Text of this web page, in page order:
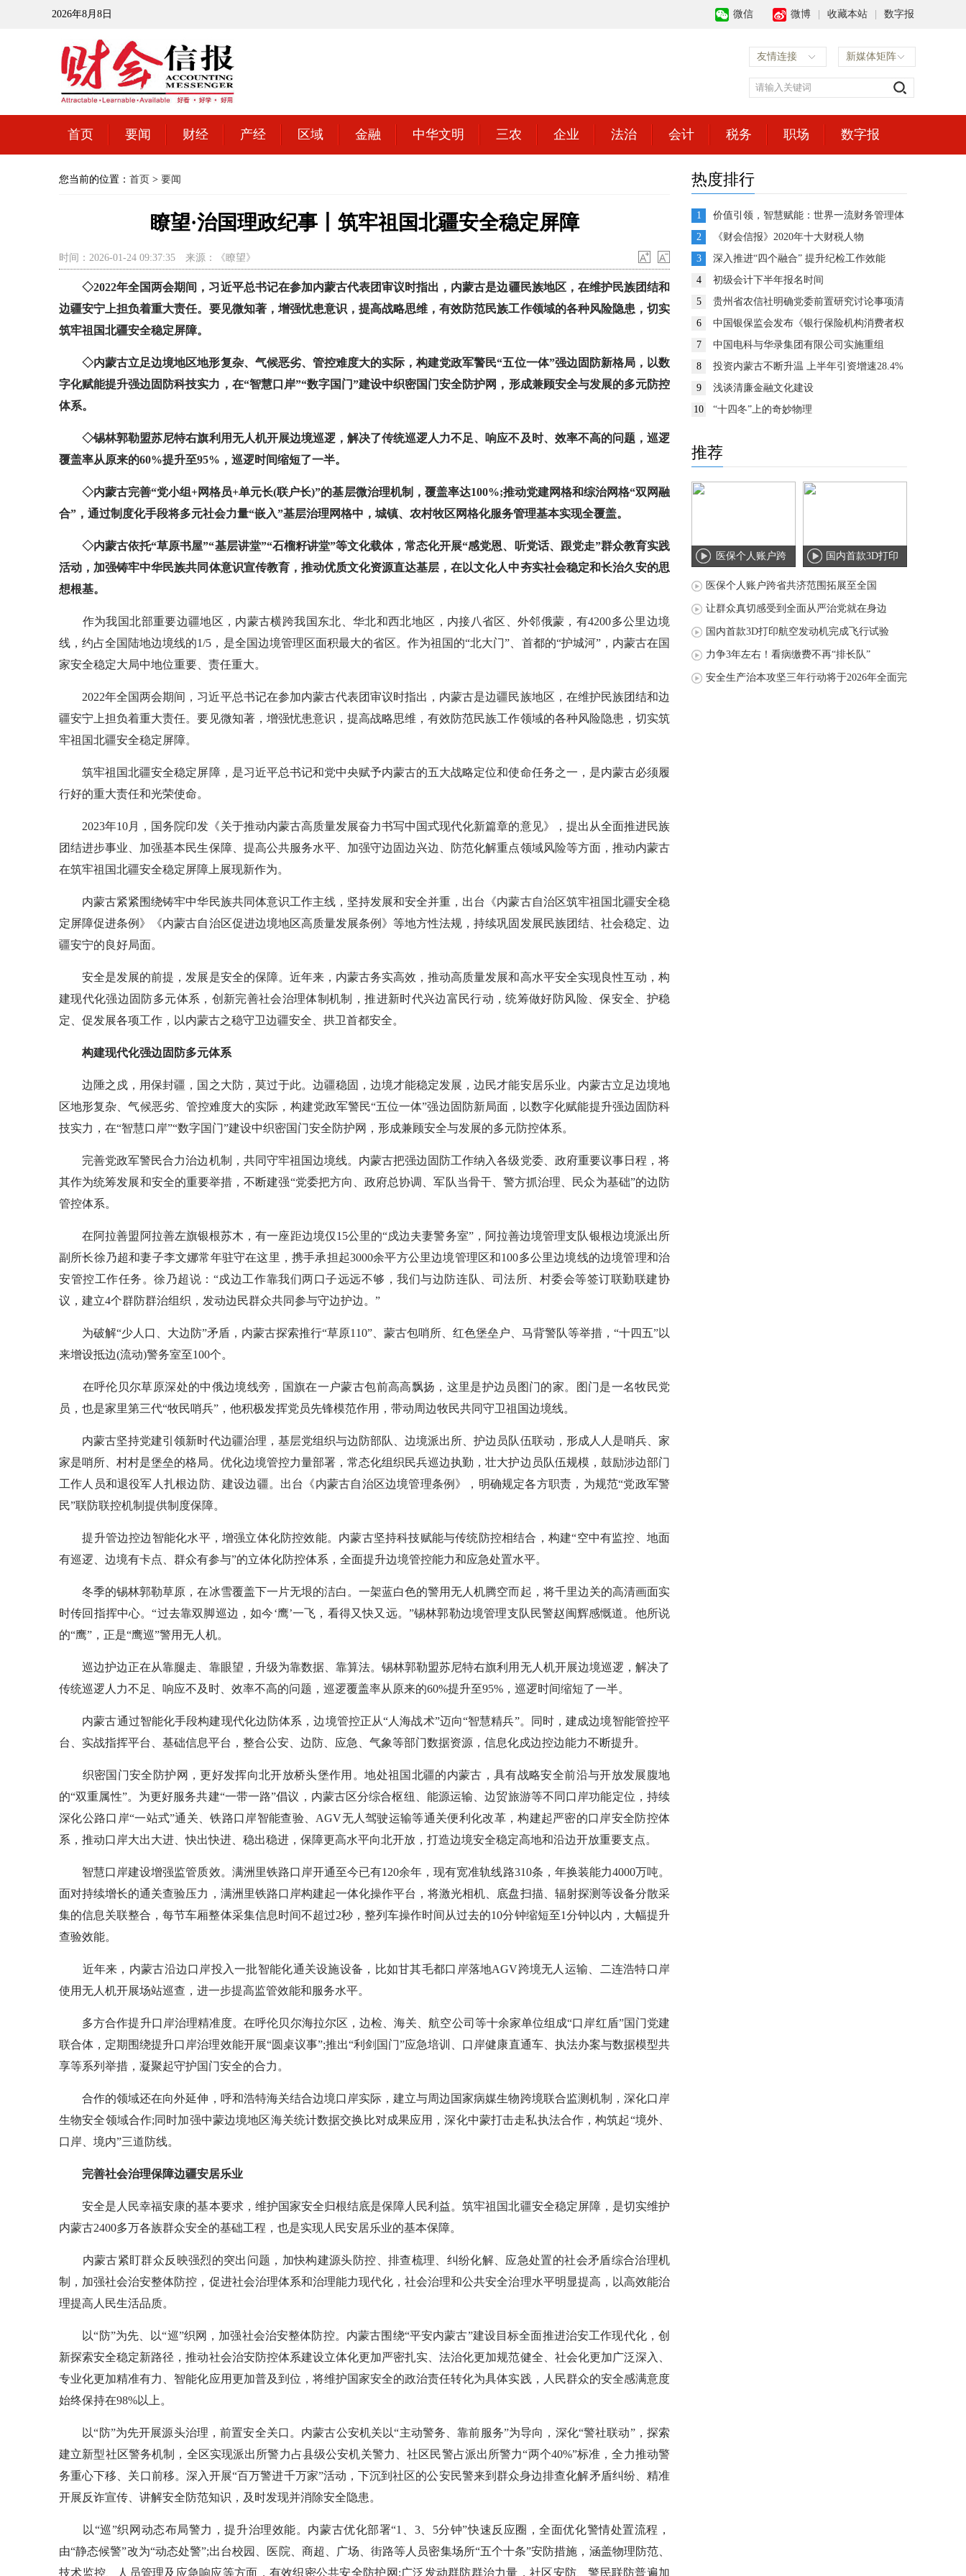
2026年8月8日 微信 微博 收藏本站 数字报
友情连接 新媒体矩阵
首页 要闻 财经 产经 区域 金融 中华文明 三农 企业 法治 会计 税务 职场 数字报
您当前的位置： 首页 > 要闻
瞭望·治国理政纪事丨筑牢祖国北疆安全稳定屏障
时间：2026-01-24 09:37:35 来源：《瞭望》
◇2022年全国两会期间，习近平总书记在参加内蒙古代表团审议时指出，内蒙古是边疆民族地区，在维护民族团结和
边疆安宁上担负着重大责任。要见微知著，增强忧患意识，提高战略思维，有效防范民族工作领域的各种风险隐患，切实
筑牢祖国北疆安全稳定屏障。
◇内蒙古立足边境地区地形复杂、气候恶劣、管控难度大的实际，构建党政军警民“五位一体”强边固防新格局，以数
字化赋能提升强边固防科技实力，在“智慧口岸”“数字国门”建设中织密国门安全防护网，形成兼顾安全与发展的多元防控
体系。
◇锡林郭勒盟苏尼特右旗利用无人机开展边境巡逻，解决了传统巡逻人力不足、响应不及时、效率不高的问题，巡逻
覆盖率从原来的60%提升至95%，巡逻时间缩短了一半。
◇内蒙古完善“党小组+网格员+单元长(联户长)”的基层微治理机制，覆盖率达100%;推动党建网格和综治网格“双网融
合”，通过制度化手段将多元社会力量“嵌入”基层治理网格中，城镇、农村牧区网格化服务管理基本实现全覆盖。
◇内蒙古依托“草原书屋”“基层讲堂”“石榴籽讲堂”等文化载体，常态化开展“感党恩、听党话、跟党走”群众教育实践
活动，加强铸牢中华民族共同体意识宣传教育，推动优质文化资源直达基层，在以文化人中夯实社会稳定和长治久安的思
想根基。
作为我国北部重要边疆地区，内蒙古横跨我国东北、华北和西北地区，内接八省区、外邻俄蒙，有4200多公里边境
线，约占全国陆地边境线的1/5，是全国边境管理区面积最大的省区。作为祖国的“北大门”、首都的“护城河”，内蒙古在国
家安全稳定大局中地位重要、责任重大。
2022年全国两会期间，习近平总书记在参加内蒙古代表团审议时指出，内蒙古是边疆民族地区，在维护民族团结和边
疆安宁上担负着重大责任。要见微知著，增强忧患意识，提高战略思维，有效防范民族工作领域的各种风险隐患，切实筑
牢祖国北疆安全稳定屏障。
筑牢祖国北疆安全稳定屏障，是习近平总书记和党中央赋予内蒙古的五大战略定位和使命任务之一，是内蒙古必须履
行好的重大责任和光荣使命。
2023年10月，国务院印发《关于推动内蒙古高质量发展奋力书写中国式现代化新篇章的意见》，提出从全面推进民族
团结进步事业、加强基本民生保障、提高公共服务水平、加强守边固边兴边、防范化解重点领域风险等方面，推动内蒙古
在筑牢祖国北疆安全稳定屏障上展现新作为。
内蒙古紧紧围绕铸牢中华民族共同体意识工作主线，坚持发展和安全并重，出台《内蒙古自治区筑牢祖国北疆安全稳
定屏障促进条例》《内蒙古自治区促进边境地区高质量发展条例》等地方性法规，持续巩固发展民族团结、社会稳定、边
疆安宁的良好局面。
安全是发展的前提，发展是安全的保障。近年来，内蒙古务实高效，推动高质量发展和高水平安全实现良性互动，构
建现代化强边固防多元体系，创新完善社会治理体制机制，推进新时代兴边富民行动，统筹做好防风险、保安全、护稳
定、促发展各项工作，以内蒙古之稳守卫边疆安全、拱卫首都安全。
构建现代化强边固防多元体系
边陲之戍，用保封疆，国之大防，莫过于此。边疆稳固，边境才能稳定发展，边民才能安居乐业。内蒙古立足边境地
区地形复杂、气候恶劣、管控难度大的实际，构建党政军警民“五位一体”强边固防新局面，以数字化赋能提升强边固防科
技实力，在“智慧口岸”“数字国门”建设中织密国门安全防护网，形成兼顾安全与发展的多元防控体系。
完善党政军警民合力治边机制，共同守牢祖国边境线。内蒙古把强边固防工作纳入各级党委、政府重要议事日程，将
其作为统筹发展和安全的重要举措，不断建强“党委把方向、政府总协调、军队当骨干、警方抓治理、民众为基础”的边防
管控体系。
在阿拉善盟阿拉善左旗银根苏木，有一座距边境仅15公里的“戍边夫妻警务室”，阿拉善边境管理支队银根边境派出所
副所长徐乃超和妻子李文娜常年驻守在这里，携手承担起3000余平方公里边境管理区和100多公里边境线的边境管理和治
安管控工作任务。徐乃超说：“戍边工作靠我们两口子远远不够，我们与边防连队、司法所、村委会等签订联勤联建协
议，建立4个群防群治组织，发动边民群众共同参与守边护边。”
为破解“少人口、大边防”矛盾，内蒙古探索推行“草原110”、蒙古包哨所、红色堡垒户、马背警队等举措，“十四五”以
来增设抵边(流动)警务室至100个。
在呼伦贝尔草原深处的中俄边境线旁，国旗在一户蒙古包前高高飘扬，这里是护边员图门的家。图门是一名牧民党
员，也是家里第三代“牧民哨兵”，他积极发挥党员先锋模范作用，带动周边牧民共同守卫祖国边境线。
内蒙古坚持党建引领新时代边疆治理，基层党组织与边防部队、边境派出所、护边员队伍联动，形成人人是哨兵、家
家是哨所、村村是堡垒的格局。优化边境管控力量部署，常态化组织民兵巡边执勤，壮大护边员队伍规模，鼓励涉边部门
工作人员和退役军人扎根边防、建设边疆。出台《内蒙古自治区边境管理条例》，明确规定各方职责，为规范“党政军警
民”联防联控机制提供制度保障。
提升管边控边智能化水平，增强立体化防控效能。内蒙古坚持科技赋能与传统防控相结合，构建“空中有监控、地面
有巡逻、边境有卡点、群众有参与”的立体化防控体系，全面提升边境管控能力和应急处置水平。
冬季的锡林郭勒草原，在冰雪覆盖下一片无垠的洁白。一架蓝白色的警用无人机腾空而起，将千里边关的高清画面实
时传回指挥中心。“过去靠双脚巡边，如今‘鹰’一飞，看得又快又远。”锡林郭勒边境管理支队民警赵闽辉感慨道。他所说
的“鹰”，正是“鹰巡”警用无人机。
巡边护边正在从靠腿走、靠眼望，升级为靠数据、靠算法。锡林郭勒盟苏尼特右旗利用无人机开展边境巡逻，解决了
传统巡逻人力不足、响应不及时、效率不高的问题，巡逻覆盖率从原来的60%提升至95%，巡逻时间缩短了一半。
内蒙古通过智能化手段构建现代化边防体系，边境管控正从“人海战术”迈向“智慧精兵”。同时，建成边境智能管控平
台、实战指挥平台、基础信息平台，整合公安、边防、应急、气象等部门数据资源，信息化戍边控边能力不断提升。
织密国门安全防护网，更好发挥向北开放桥头堡作用。地处祖国北疆的内蒙古，具有战略安全前沿与开放发展腹地
的“双重属性”。为更好服务共建“一带一路”倡议，内蒙古区分综合枢纽、能源运输、边贸旅游等不同口岸功能定位，持续
深化公路口岸“一站式”通关、铁路口岸智能查验、AGV无人驾驶运输等通关便利化改革，构建起严密的口岸安全防控体
系，推动口岸大出大进、快出快进、稳出稳进，保障更高水平向北开放，打造边境安全稳定高地和沿边开放重要支点。
智慧口岸建设增强监管质效。满洲里铁路口岸开通至今已有120余年，现有宽准轨线路310条，年换装能力4000万吨。
面对持续增长的通关查验压力，满洲里铁路口岸构建起一体化操作平台，将激光相机、底盘扫描、辐射探测等设备分散采
集的信息关联整合，每节车厢整体采集信息时间不超过2秒，整列车操作时间从过去的10分钟缩短至1分钟以内，大幅提升
查验效能。
近年来，内蒙古沿边口岸投入一批智能化通关设施设备，比如甘其毛都口岸落地AGV跨境无人运输、二连浩特口岸
使用无人机开展场站巡查，进一步提高监管效能和服务水平。
多方合作提升口岸治理精准度。在呼伦贝尔海拉尔区，边检、海关、航空公司等十余家单位组成“口岸红盾”国门党建
联合体，定期围绕提升口岸治理效能开展“圆桌议事”;推出“利剑国门”应急培训、口岸健康直通车、执法办案与数据模型共
享等系列举措，凝聚起守护国门安全的合力。
合作的领域还在向外延伸，呼和浩特海关结合边境口岸实际，建立与周边国家病媒生物跨境联合监测机制，深化口岸
生物安全领域合作;同时加强中蒙边境地区海关统计数据交换比对成果应用，深化中蒙打击走私执法合作，构筑起“境外、
口岸、境内”三道防线。
完善社会治理保障边疆安居乐业
安全是人民幸福安康的基本要求，维护国家安全归根结底是保障人民利益。筑牢祖国北疆安全稳定屏障，是切实维护
内蒙古2400多万各族群众安全的基础工程，也是实现人民安居乐业的基本保障。
内蒙古紧盯群众反映强烈的突出问题，加快构建源头防控、排查梳理、纠纷化解、应急处置的社会矛盾综合治理机
制，加强社会治安整体防控，促进社会治理体系和治理能力现代化，社会治理和公共安全治理水平明显提高，以高效能治
理提高人民生活品质。
以“防”为先、以“巡”织网，加强社会治安整体防控。内蒙古围绕“平安内蒙古”建设目标全面推进治安工作现代化，创
新探索安全稳定新路径，推动社会治安防控体系建设立体化更加严密扎实、法治化更加规范健全、社会化更加广泛深入、
专业化更加精准有力、智能化应用更加普及到位，将维护国家安全的政治责任转化为具体实践，人民群众的安全感满意度
始终保持在98%以上。
以“防”为先开展源头治理，前置安全关口。内蒙古公安机关以“主动警务、靠前服务”为导向，深化“警社联动”，探索
建立新型社区警务机制，全区实现派出所警力占县级公安机关警力、社区民警占派出所警力“两个40%”标准，全力推动警
务重心下移、关口前移。深入开展“百万警进千万家”活动，下沉到社区的公安民警来到群众身边排查化解矛盾纠纷、精准
开展反诈宣传、讲解安全防范知识，及时发现并消除安全隐患。
以“巡”织网动态布局警力，提升治理效能。内蒙古优化部署“1、3、5分钟”快速反应圈，全面优化警情处置流程，
由“静态候警”改为“动态处警”;出台校园、医院、商超、广场、街路等人员密集场所“五个十条”安防措施，涵盖物理防范、
技术监控、人员管理及应急响应等方面，有效织密公共安全防护网;广泛发动群防群治力量，社区安防、警民联防普遍加
热度排行
1
价值引领，智慧赋能：世界一流财务管理体
系建设的思考与展望
2
《财会信报》2020年十大财税人物
3
深入推进“四个融合” 提升纪检工作效能
4
初级会计下半年报名时间
5
贵州省农信社明确党委前置研究讨论事项清
单推动企业决策高效运转
6
中国银保监会发布《银行保险机构消费者权
益保护监管评价办法》
7
中国电科与华录集团有限公司实施重组
8
投资内蒙古不断升温 上半年引资增速28.4%
9
浅谈清廉金融文化建设
10
“十四冬”上的奇妙物理
推荐
医保个人账户跨
省共济范围拓展
国内首款3D打印
航空发动机完成
医保个人账户跨省共济范围拓展至全国
让群众真切感受到全面从严治党就在身边
国内首款3D打印航空发动机完成飞行试验
力争3年左右！看病缴费不再“排长队”
安全生产治本攻坚三年行动将于2026年全面完